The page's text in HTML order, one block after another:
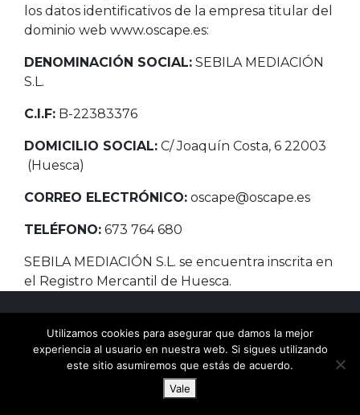
los datos identificativos de la empresa titular del
dominio web www.oscape.es:
DENOMINACIÓN SOCIAL: SEBILA MEDIACIÓN
S.L.
C.I.F: B-22383376
DOMICILIO SOCIAL: C/ Joaquín Costa, 6 22003
(Huesca)
CORREO ELECTRÓNICO: oscape@oscape.es
TELÉFONO: 673 764 680
SEBILA MEDIACIÓN S.L. se encuentra inscrita en
el Registro Mercantil de Huesca.
Utilizamos cookies para asegurar que damos la mejor
experiencia al usuario en nuestra web. Si sigues utilizando
este sitio asumiremos que estás de acuerdo.
Vale